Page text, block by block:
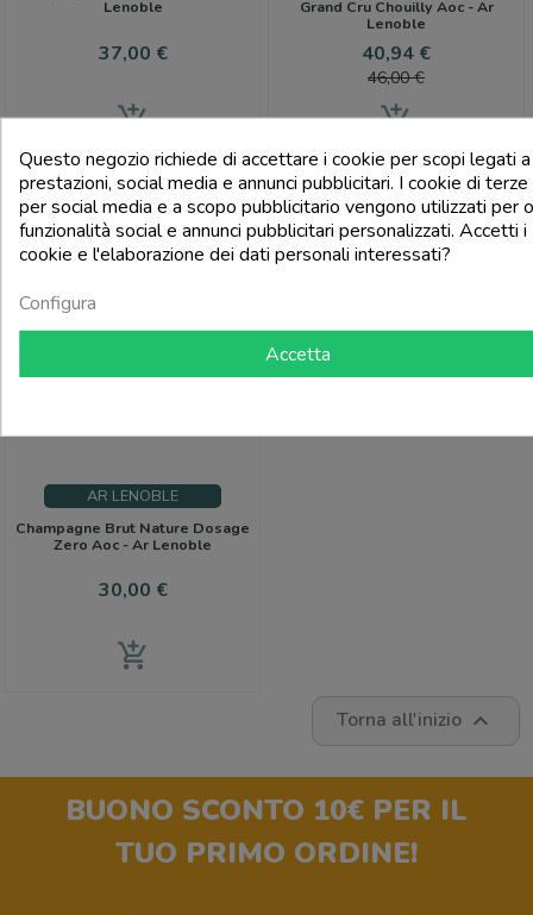
Lenoble
Prezzo
37,00 €
add_shopping_cart
Grand Cru Chouilly Aoc - Ar
Lenoble
Prezzo
40,94 €Prezzo
46,00 €
add_shopping_cart
AR LENOBLE
Champagne Brut Nature Dosage
Zero Aoc - Ar Lenoble
Prezzo
30,00 €
add_shopping_cart
Torna all'inizio 
BUONO SCONTO 10€ PER IL
TUO PRIMO ORDINE!
Questo negozio richiede di accettare i cookie per scopi legati a
prestazioni, social media e annunci pubblicitari. I cookie di
per social media e a scopo pubblicitario vengono utilizzati per
funzionalità social e annunci pubblicitari personalizzati. Accetti i
cookie e l'elaborazione dei dati personali interessati?
Configura
Accetta